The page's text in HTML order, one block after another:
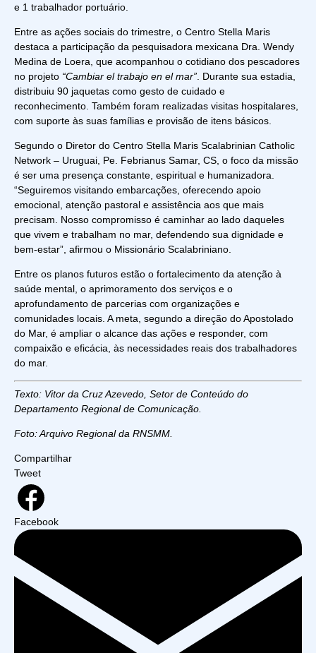
e 1 trabalhador portuário.
Entre as ações sociais do trimestre, o Centro Stella Maris
destaca a participação da pesquisadora mexicana Dra. Wendy
Medina de Loera, que acompanhou o cotidiano dos pescadores
no projeto “Cambiar el trabajo en el mar” . Durante sua estadia,
distribuiu 90 jaquetas como gesto de cuidado e
reconhecimento. Também foram realizadas visitas hospitalares,
com suporte às suas famílias e provisão de itens básicos.
Segundo o Diretor do Centro Stella Maris Scalabrinian Catholic
Network – Uruguai , Pe. Febrianus Samar, CS, o foco da missão
é ser uma presença constante, espiritual e humanizadora.
“Seguiremos visitando embarcações, oferecendo apoio
emocional, atenção pastoral e assistência aos que mais
precisam. Nosso compromisso é caminhar ao lado daqueles
que vivem e trabalham no mar, defendendo sua dignidade e
bem-estar”, afirmou o Missionário Scalabriniano.
Entre os planos futuros estão o fortalecimento da atenção à
saúde mental, o aprimoramento dos serviços e o
aprofundamento de parcerias com organizações e
comunidades locais. A meta, segundo a direção do Apostolado
do Mar, é ampliar o alcance das ações e responder, com
compaixão e eficácia, às necessidades reais dos trabalhadores
do mar.
Texto: Vitor da Cruz Azevedo, Setor de Conteúdo do
Departamento Regional de Comunicação.
Foto: Arquivo Regional da RNSMM.
Compartilhar
Tweet
Facebook